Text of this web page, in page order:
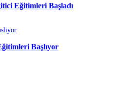
Eğitimleri Başladı
Başlıyor